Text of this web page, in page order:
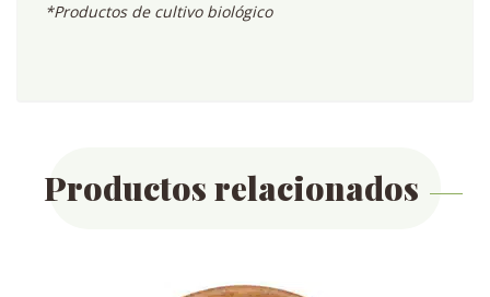
*Productos de cultivo biológico
Productos relacionados